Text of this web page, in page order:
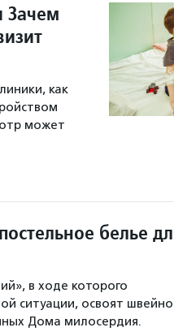
Зачем
как
может
белье
в ходе которого
ситуации, освоят
Дома милосердия.